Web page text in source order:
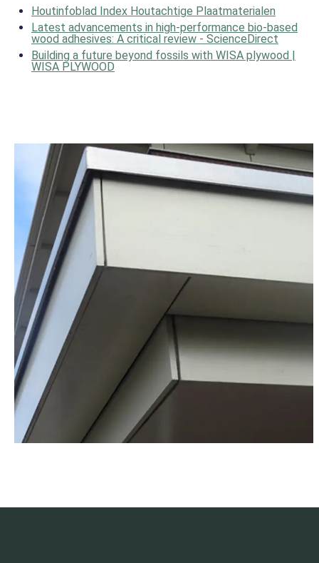
Houtinfoblad Index Houtachtige Plaatmaterialen
Latest advancements in high-performance bio-based
wood adhesives: A critical review - ScienceDirect
Building a future beyond fossils with WISA plywood |
WISA PLYWOOD